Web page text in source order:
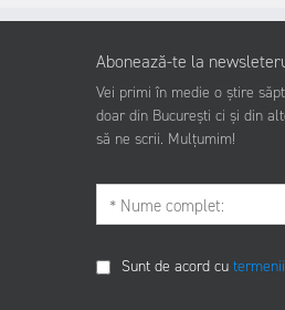
Abonează-te la
Vei primi în medie o știre
doar din București ci și din
să ne scrii. Mulțumim!
Sunt de acord cu